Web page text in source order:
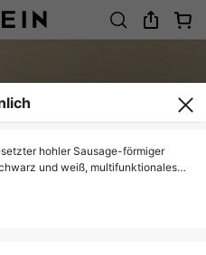
hohler Sausage-förmiger
und weiß, multifunktionales
Blumenmustern verziert, weich,
als Haarzubehör, Haarreif,
Haargummi und Stirnband